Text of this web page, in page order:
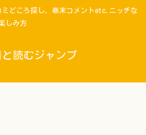
どころ探し、巻末コメントetc.ニッチな
しみ方
読むジャンプ